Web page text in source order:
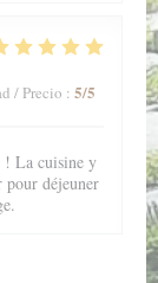
/ Precio : 5/5
! La cuisine y
pour déjeuner